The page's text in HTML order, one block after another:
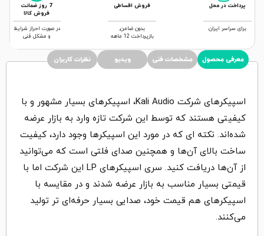
پرداخت در محل
برای سراسر ایران
فروش اقساطی
بدون ضامن,
بازپرداخت 12 ماهه
7 روز ضمانت
فروش کالا
در صورت احراز شرایط
و مشکل فنی
معرفی محصول مشخصات فنی ویدیو نظرات کاربران
اسپیکرهای شرکت Kali Audio، اسپیکرهای بسیار مشهور و با
کیفیتی هستند که توسط این شرکت تازه وارد به بازار عرضه
شده‌اند. نکته ای که در مورد این اسپیکرها وجود دارد، کیفیت
ساخت بالای آن‌ها و همچنین صدای فلتی است که می‌توانید
از آن‌ها دریافت کنید. سری اسپیکرهای LP این شرکت اما با
قیمتی بسیار مناسب به بازار عرضه شدند و در مقایسه با
اسپیکرهای هم قیمت خود، صدایی بسیار حرفه‌ای تر تولید
می‌کنند.